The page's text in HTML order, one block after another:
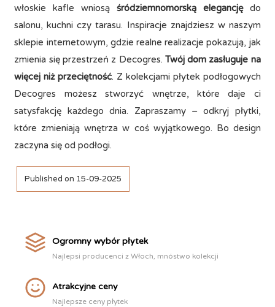
włoskie kafle wniosą śródziemnomorską elegancjędo
salonu, kuchni czy tarasu. Inspiracje znajdziesz w naszym
sklepie internetowym, gdzie realne realizacje pokazują, jak
zmienia się przestrzeń z Decogres. Twój dom zasługuje na
więcej niż przeciętność. Z kolekcjami płytek podłogowych
Decogres możesz stworzyć wnętrze, które daje ci
satysfakcję każdego dnia. Zapraszamy – odkryj płytki,
które zmieniają wnętrza w coś wyjątkowego. Bo design
zaczyna się od podłogi.
Published on 15-09-2025
Ogromny wybór płytek
Najlepsi producenci z Włoch, mnóstwo kolekcji
Atrakcyjne ceny
Najlepsze ceny płytek